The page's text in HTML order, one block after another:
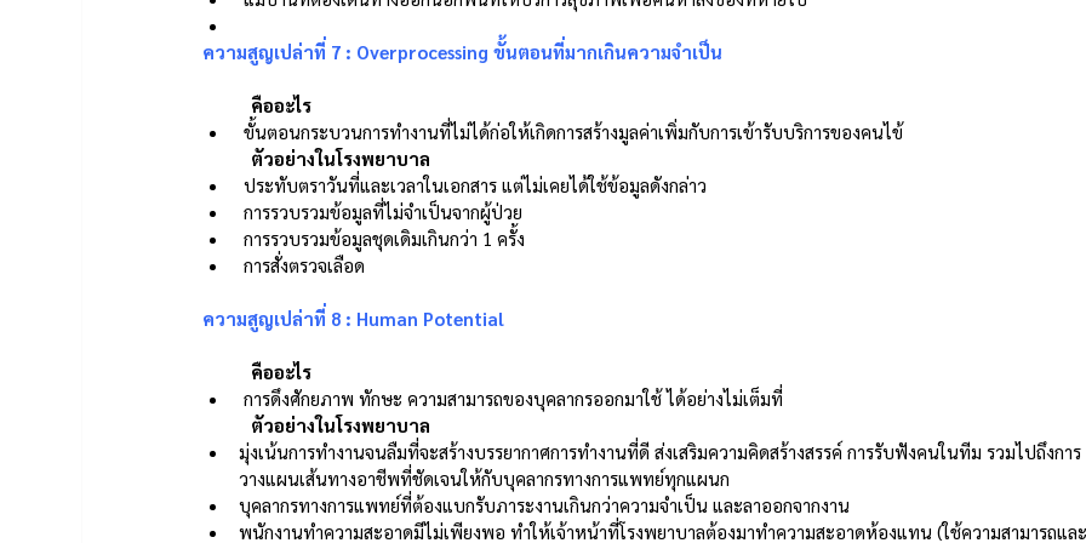
ความสูญเปล่าที่ 7 : Overprocessing ขั้นตอนที่มากเกินความจำเป็น
	คืออะไร
ขั้นตอนกระบวนการทำงานที่ไม่ได้ก่อให้เกิดการสร้างมูลค่าเพิ่มกับการเข้ารับบริการของคนไข้
ตัวอย่างในโรงพยาบาล
ประทับตราวันที่และเวลาในเอกสาร แต่ไม่เคยได้ใช้ข้อมูลดังกล่าว
การรวบรวมข้อมูลที่ไม่จำเป็นจากผู้ป่วย
การรวบรวมข้อมูลชุดเดิมเกินกว่า 1 ครั้ง
การสั่งตรวจเลือด
ความสูญเปล่าที่ 8 : Human Potential
คืออะไร
การดึงศักยภาพ ทักษะ ความสามารถของบุคลากรออกมาใช้ ได้อย่างไม่เต็มที่
ตัวอย่างในโรงพยาบาล
มุ่งเน้นการทำงานจนลืมที่จะสร้างบรรยากาศการทำงานที่ดี ส่งเสริมความคิดสร้างสรรค์ การรับฟังคนในทีม รวมไปถึงการ
วางแผนเส้นทางอาชีพที่ชัดเจนให้กับบุคลากรทางการแพทย์ทุกแผนก
บุคลากรทางการแพทย์ที่ต้องแบกรับภาระงานเกินกว่าความจำเป็น และลาออกจากงาน
พนักงานทำความสะอาดมีไม่เพียงพอ ทำให้เจ้าหน้าที่โรงพยาบาลต้องมาทำความสะอาดห้องแทน (ใช้ความสามารถแล